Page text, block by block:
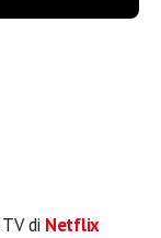
di Netflix